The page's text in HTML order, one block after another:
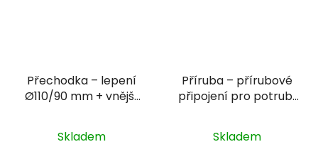
Přechodka – lepení
Ø110/90 mm + vnější
Skladem
Příruba – přírubové
připojení pro potrubí
Skladem